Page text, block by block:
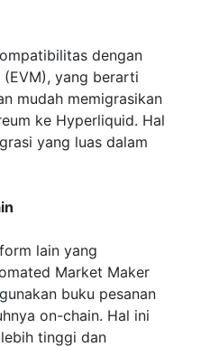
dengan
yang berarti
mudah memigrasikan
ke Hyperliquid. Hal
yang luas dalam
lain yang
Market Maker
buku pesanan
on-chain. Hal ini
tinggi dan